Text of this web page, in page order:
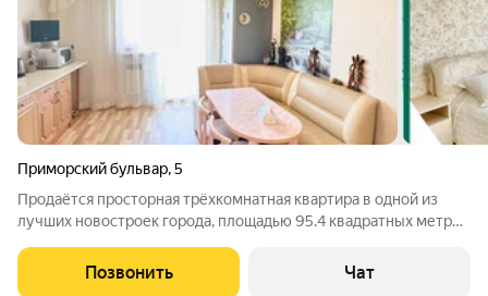
Приморский бульвар,5
Продаётся просторная трёхкомнатная квартира в одной из
лучших новостроек города, площадью 95.4 квадратных метров
расположенного по адресу: город Находка, Южный,
Приморский бульвар, 5. Дом построен в
Позвонить Чат